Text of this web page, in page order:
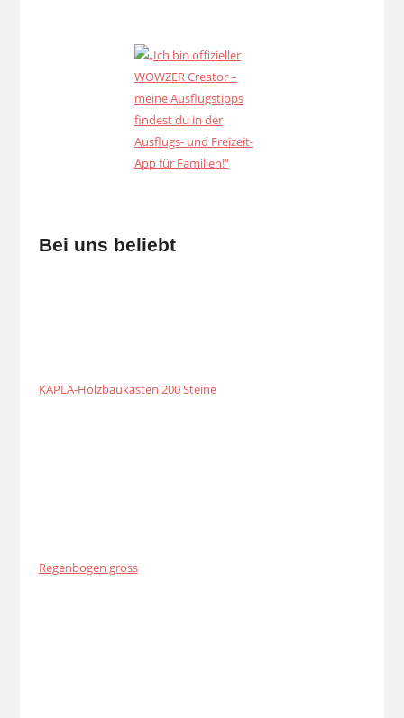
Bei uns beliebt
KAPLA-Holzbaukasten 200 Steine
Regenbogen gross